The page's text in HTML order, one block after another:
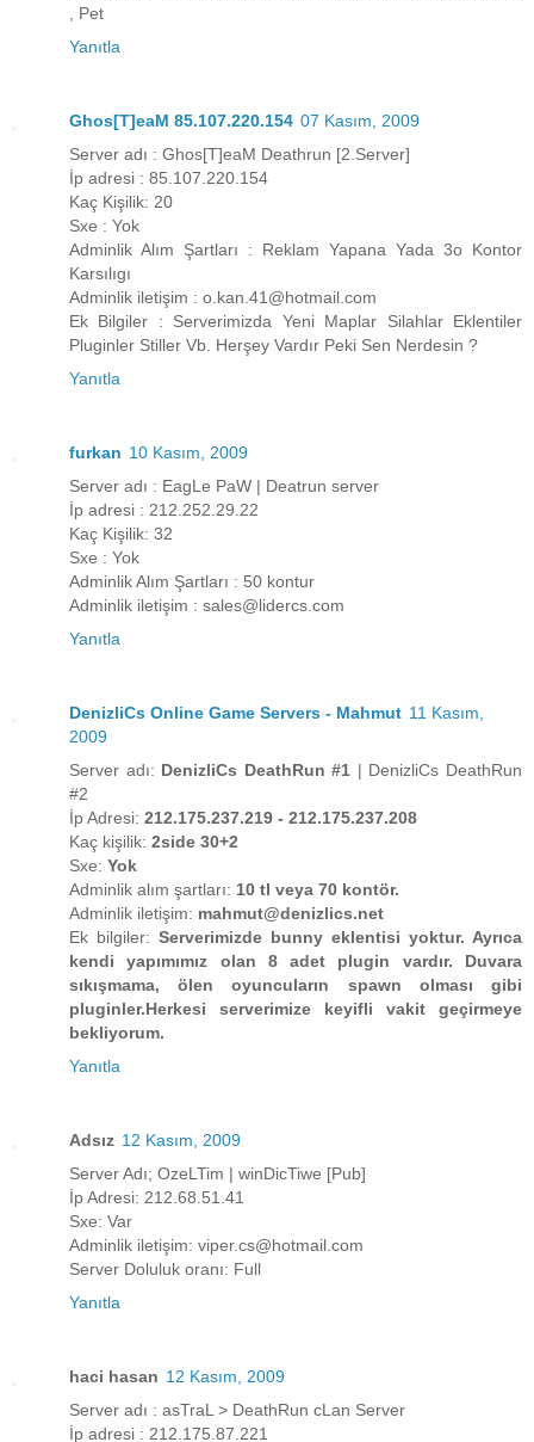
, Pet
Yanıtla
Ghos[T]eaM 85.107.220.154 07 Kasım, 2009
Server adı : Ghos[T]eaM Deathrun [2.Server]
İp adresi : 85.107.220.154
Kaç Kişilik: 20
Sxe : Yok
Adminlik Alım Şartları : Reklam Yapana Yada 3o Kontor
Karsılıgı
Adminlik iletişim : o.kan.41@hotmail.com
Ek Bilgiler : Serverimizda Yeni Maplar Silahlar Eklentiler
Pluginler Stiller Vb. Herşey Vardır Peki Sen Nerdesin ?
Yanıtla
furkan 10 Kasım, 2009
Server adı : EagLe PaW | Deatrun server
İp adresi : 212.252.29.22
Kaç Kişilik: 32
Sxe : Yok
Adminlik Alım Şartları : 50 kontur
Adminlik iletişim : sales@lidercs.com
Yanıtla
DenizliCs Online Game Servers - Mahmut 11 Kasım,
2009
Server adı: DenizliCs DeathRun #1 | DenizliCs DeathRun
#2
İp Adresi: 212.175.237.219 - 212.175.237.208
Kaç kişilik: 2side 30+2
Sxe: Yok
Adminlik alım şartları: 10 tl veya 70 kontör.
Adminlik iletişim: mahmut@denizlics.net
Ek bilgiler: Serverimizde bunny eklentisi yoktur. Ayrıca
kendi yapımımız olan 8 adet plugin vardır. Duvara
sıkışmama, ölen oyuncuların spawn olması gibi
pluginler.Herkesi serverimize keyifli vakit geçirmeye
bekliyorum.
Yanıtla
Adsız 12 Kasım, 2009
Server Adı; OzeLTim | winDicTiwe [Pub]
İp Adresi: 212.68.51.41
Sxe: Var
Adminlik iletişim: viper.cs@hotmail.com
Server Doluluk oranı: Full
Yanıtla
haci hasan 12 Kasım, 2009
Server adı : asTraL > DeathRun cLan Server
İp adresi : 212.175.87.221